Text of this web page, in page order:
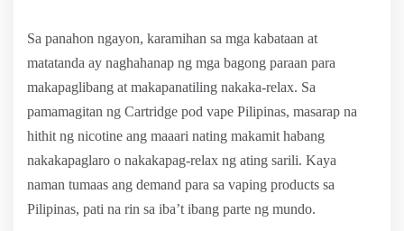
Sa panahon ngayon, karamihan sa mga kabataan at
matatanda ay naghahanap ng mga bagong paraan para
makapaglibang at makapanatiling nakaka-relax. Sa
pamamagitan ng Cartridge pod vape Pilipinas, masarap na
hithit ng nicotine ang maaari nating makamit habang
nakakapaglaro o nakakapag-relax ng ating sarili. Kaya
naman tumaas ang demand para sa vaping products sa
Pilipinas, pati na rin sa iba’t ibang parte ng mundo.